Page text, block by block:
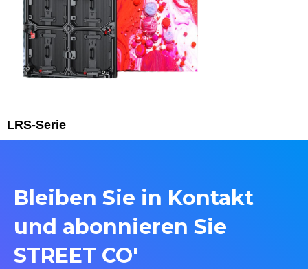
LRS-Serie
Bleiben Sie in Kontakt
und abonnieren Sie
STREET CO'